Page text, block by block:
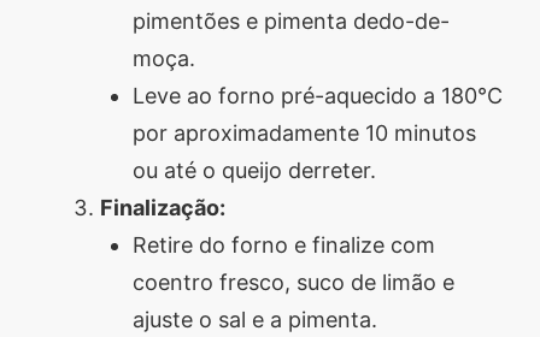
pimentões e pimenta dedo-de-
moça.
Leve ao forno pré-aquecido a 180°C
por aproximadamente 10 minutos
ou até o queijo derreter.
Finalização:
Retire do forno e finalize com
coentro fresco, suco de limão e
ajuste o sal e a pimenta.